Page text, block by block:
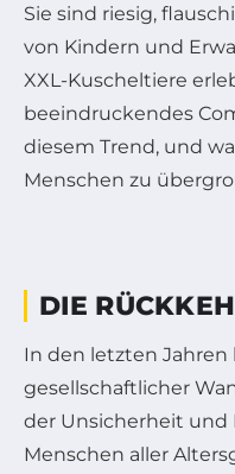
Sie sind riesig,
von Kindern und
XXL-Kuscheltiere
beeindruckendes
diesem Trend, und
Menschen zu
DIE
In den letzten Jahren
gesellschaftlicher
der Unsicherheit und
Menschen aller